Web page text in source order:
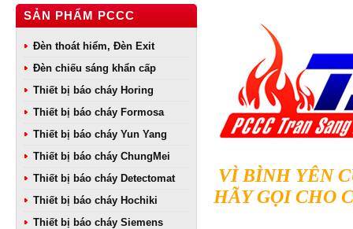
SẢN PHẨM PCCC
Đèn thoát hiểm, Đèn Exit
Đèn chiếu sáng khẩn cấp
Thiết bị báo cháy Horing
Thiết bị báo cháy Formosa
Thiết bị báo cháy Yun Yang
Thiết bị báo cháy ChungMei
Thiết bị báo cháy Detectomat
Thiết bị báo cháy Hochiki
Thiết bị báo cháy Siemens
VÌ BÌNH YÊN
HÃY GỌI CHO